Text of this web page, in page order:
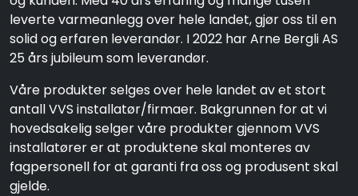
leverte varmeanlegg over hele landet, gjør oss til en
solid og erfaren leverandør. I 2022 har Arne Bergli AS
25 års jubileum som leverandør.
Våre produkter selges over hele landet av et stort
antall VVS installatør/firmaer. Bakgrunnen for at vi
hovedsakelig selger våre produkter gjennom VVS
installatører er at produktene skal monteres av
fagpersonell for at garanti fra oss og produsent skal
gjelde.